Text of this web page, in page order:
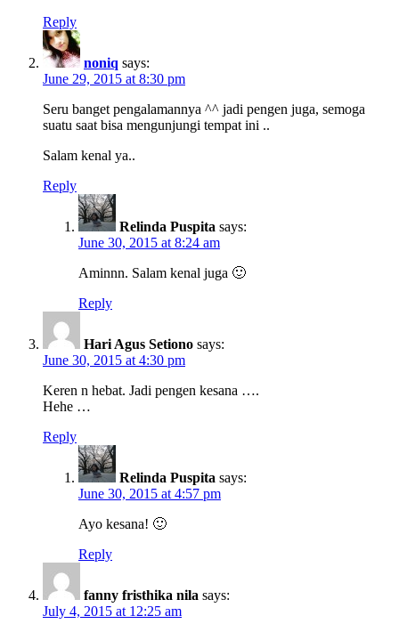
Reply
noniq says:
June 29, 2015 at 8:30 pm
Seru banget pengalamannya ^^ jadi pengen juga, semoga
suatu saat bisa mengunjungi tempat ini ..
Salam kenal ya..
Reply
Relinda Puspita says:
June 30, 2015 at 8:24 am
Aminnn. Salam kenal juga 🙂
Reply
Hari Agus Setiono says:
June 30, 2015 at 4:30 pm
Keren n hebat. Jadi pengen kesana ….
Hehe …
Reply
Relinda Puspita says:
June 30, 2015 at 4:57 pm
Ayo kesana! 🙂
Reply
fanny fristhika nila says:
July 4, 2015 at 12:25 am